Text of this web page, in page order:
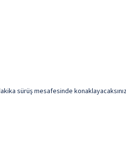
sürüş mesafesinde